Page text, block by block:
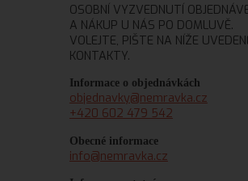
OSOBNÍ VYZVEDNUTÍ
A NÁKUP U NÁS PO DOMLUVĚ.
VOLEJTE, PIŠTE NA NÍŽE
KONTAKTY.
Informace o objednávkách
objednavky@nemravka.cz
+420 602 479 542
Obecné informace
info@nemravka.cz